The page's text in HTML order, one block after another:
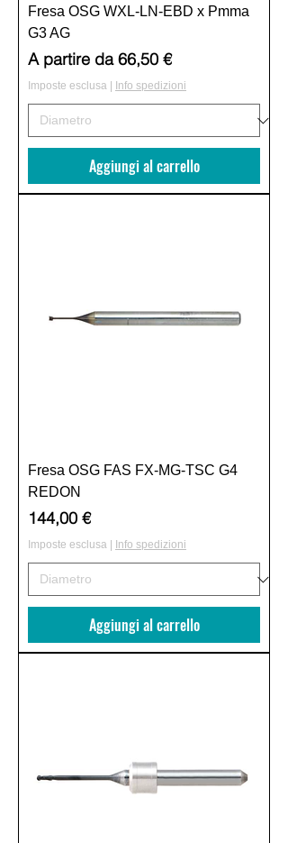
Fresa OSG WXL-LN-EBD x Pmma
G3 AG
A partire da66,50 €
Prezzo scontato
Imposte esclusa Info spedizioni
Aggiungi al carrello
Fresa OSG FAS FX-MG-TSC G4
REDON
Prezzo
144,00 €
Imposte esclusa Info spedizioni
Aggiungi al carrello